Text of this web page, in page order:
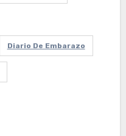
Diario De Embarazo